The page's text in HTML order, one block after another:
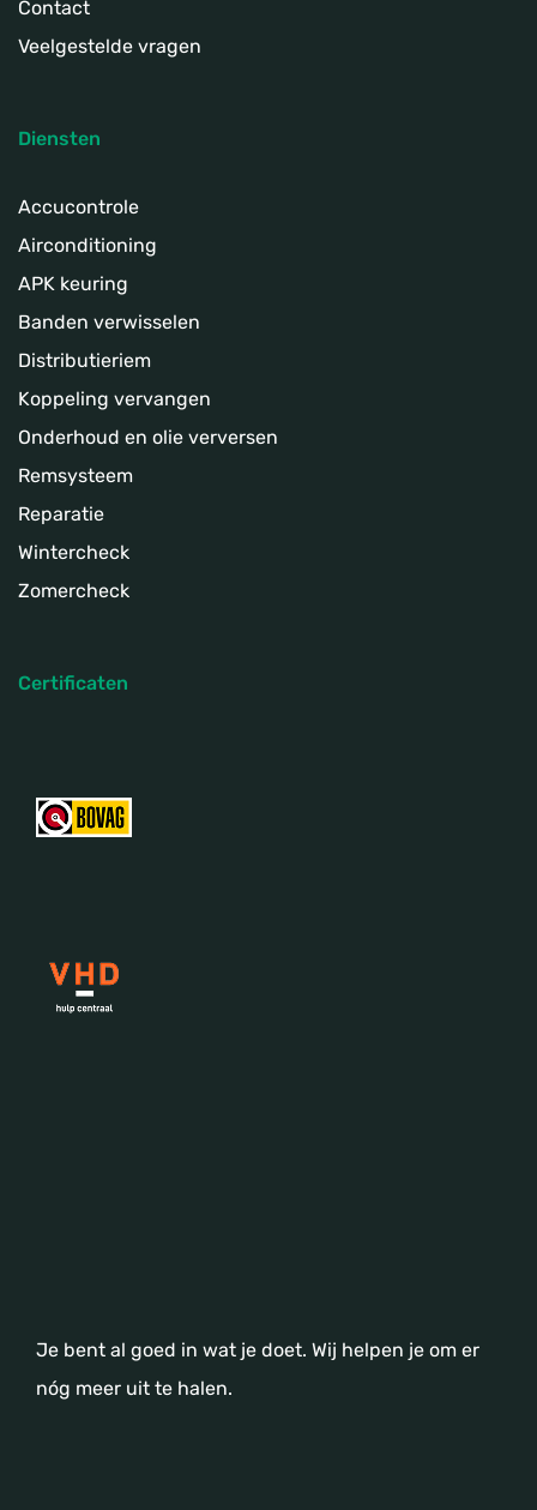
Contact
Veelgestelde vragen
Diensten
Accucontrole
Airconditioning
APK keuring
Banden verwisselen
Distributieriem
Koppeling­ vervangen
Onderhoud en olie verversen
Remsysteem
Reparatie
Wintercheck
Zomercheck
Certificaten
Je bent al goed in wat je doet. Wij helpen je om er
nóg meer uit te halen.